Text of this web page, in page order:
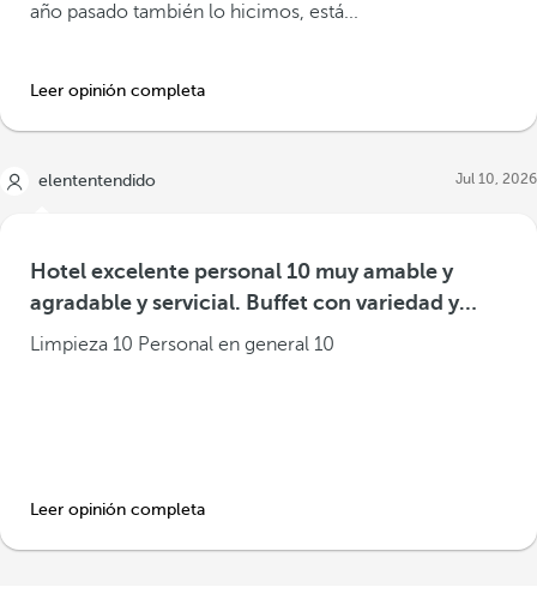
año pasado también lo hicimos, está...
Leer opinión completa
elententendido Jul 10, 2026
Hotel excelente personal 10 muy amable y
agradable y servicial. Buffet con variedad y
comida buena
Limpieza 10 Personal en general 10
Leer opinión completa